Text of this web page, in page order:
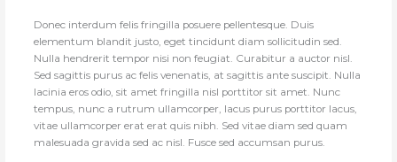
Donec interdum felis fringilla posuere pellentesque. Duis
elementum blandit justo, eget tincidunt diam sollicitudin sed.
Nulla hendrerit tempor nisi non feugiat. Curabitur a auctor nisl.
Sed sagittis purus ac felis venenatis, at sagittis ante suscipit. Nulla
lacinia eros odio, sit amet fringilla nisl porttitor sit amet. Nunc
tempus, nunc a rutrum ullamcorper, lacus purus porttitor lacus,
vitae ullamcorper erat erat quis nibh. Sed vitae diam sed quam
malesuada gravida sed ac nisl. Fusce sed accumsan purus.